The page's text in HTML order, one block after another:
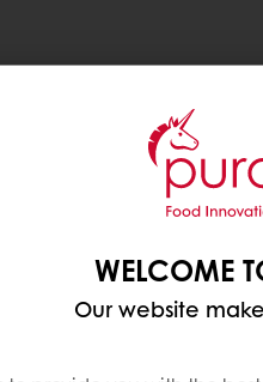
pintaan
WELCOME
Our website